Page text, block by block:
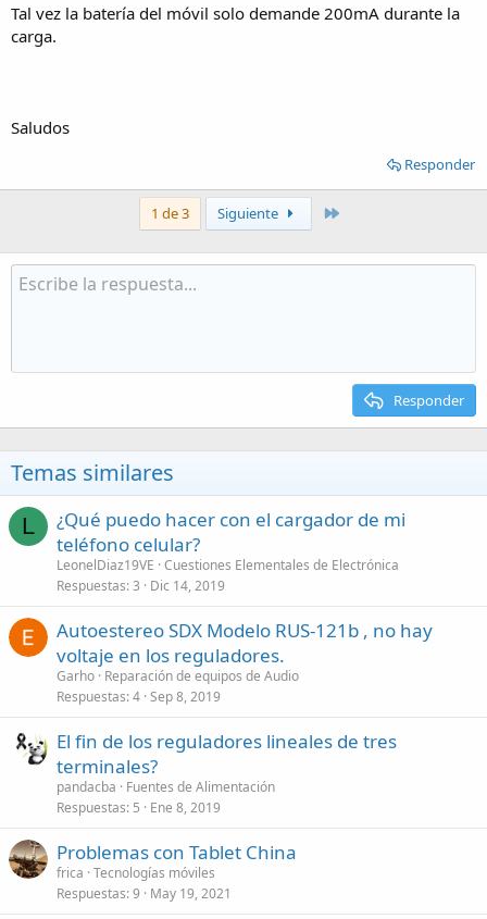
Tal vez la batería del móvil solo demande 200mA durante la
carga.
Saludos
Responder
1 de 3 Siguiente
Responder
Temas similares
L
¿Qué puedo hacer con el cargador de mi
teléfono celular?
LeonelDiaz19VE Cuestiones Elementales de Electrónica
Respuestas 3 Dic 14, 2019
Autoestereo SDX Modelo RUS-121b , no hay
voltaje en los reguladores.
Garho Reparación de equipos de Audio
Respuestas 4 Sep 8, 2019
El fin de los reguladores lineales de tres
terminales?
pandacba
Fuentes de Alimentación
Respuestas 5 Ene 8, 2019
Problemas con Tablet China
frica Tecnologías móviles
Respuestas 9 May 19, 2021